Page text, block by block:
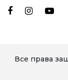
Все права